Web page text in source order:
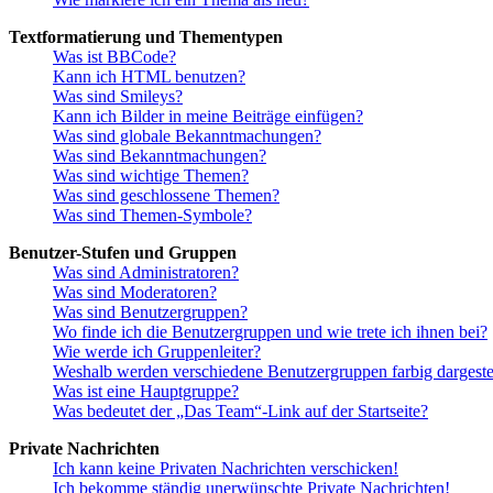
Textformatierung und Thementypen
Was ist BBCode?
Kann ich HTML benutzen?
Was sind Smileys?
Kann ich Bilder in meine Beiträge einfügen?
Was sind globale Bekanntmachungen?
Was sind Bekanntmachungen?
Was sind wichtige Themen?
Was sind geschlossene Themen?
Was sind Themen-Symbole?
Benutzer-Stufen und Gruppen
Was sind Administratoren?
Was sind Moderatoren?
Was sind Benutzergruppen?
Wo finde ich die Benutzergruppen und wie trete ich ihnen bei?
Wie werde ich Gruppenleiter?
Weshalb werden verschiedene Benutzergruppen farbig
Was ist eine Hauptgruppe?
Was bedeutet der „Das Team“-Link auf der Startseite?
Private Nachrichten
Ich kann keine Privaten Nachrichten verschicken!
Ich bekomme ständig unerwünschte Private Nachrichten!